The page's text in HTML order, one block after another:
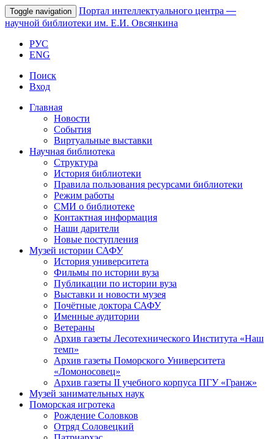
Toggle navigation Портал интеллектуального центра —
научной библиотеки им. Е.И. Овсянкина
РУС
ENG
Поиск
Вход
Главная
Новости
События
Виртуальные выставки
Научная библиотека
Структура
История библиотеки
Правила пользования ресурсами библиотеки
Режим работы
СМИ о библиотеке
Контактная информация
Наши дарители
Новые поступления
Музей истории САФУ
История университета
Фильмы по истории вуза
Публикации по истории вуза
Выставки и новости музея
Почётные доктора САФУ
Именные аудитории
Ветераны
Архив газеты Лесотехнического Института «Наш
темп»
Архив газеты Поморского Университета
«Ломоносовец»
Архив газеты II учебного корпуса ПГУ «Гранж»
Музей занимательных наук
Поморская игротека
Рождение Соловков
Отряд Соловецкий